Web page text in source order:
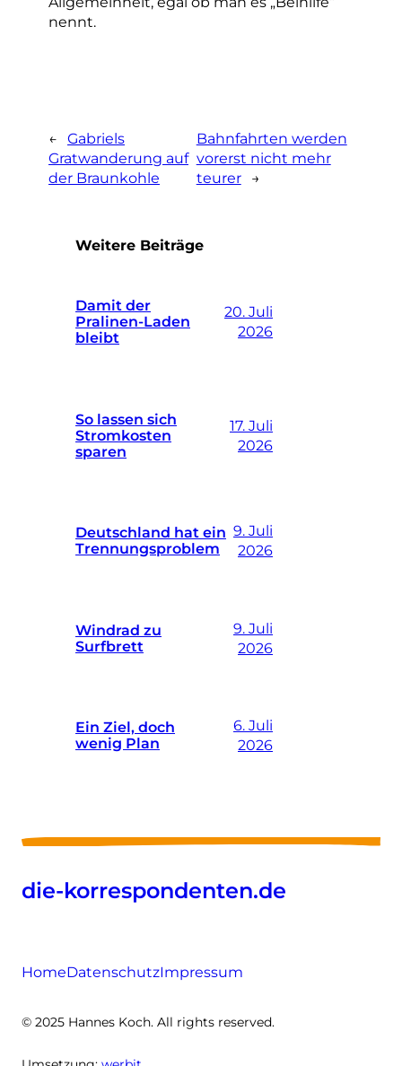
nennt.
← Gabriels
Gratwanderung auf
der Braunkohle
Bahnfahrten werden
vorerst nicht mehr
teurer
→
Weitere Beiträge
Damit der
Pralinen-Laden
bleibt
20. Juli
2026
So lassen sich
Stromkosten
sparen
17. Juli
2026
Deutschland hat ein
Trennungsproblem
9. Juli
2026
Windrad zu
Surfbrett
9. Juli
2026
Ein Ziel, doch
wenig Plan
6. Juli
2026
die-korrespondenten.de
HomeDatenschutzImpressum
© 2025 Hannes Koch. All rights reserved.